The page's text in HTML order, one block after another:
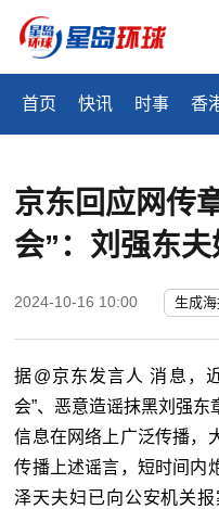
首页 快讯 时事 香
京东回应网传
会”：刘强东
2024-10-16 10:00 生成海
据@京东发言人 消息，
会”、恶意造谣抹黑刘强
信息在网络上广泛传播，
传播上述谣言，短时间内
泽天夫妇已向公安机关